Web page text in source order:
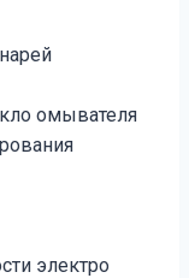
омывателя
электро